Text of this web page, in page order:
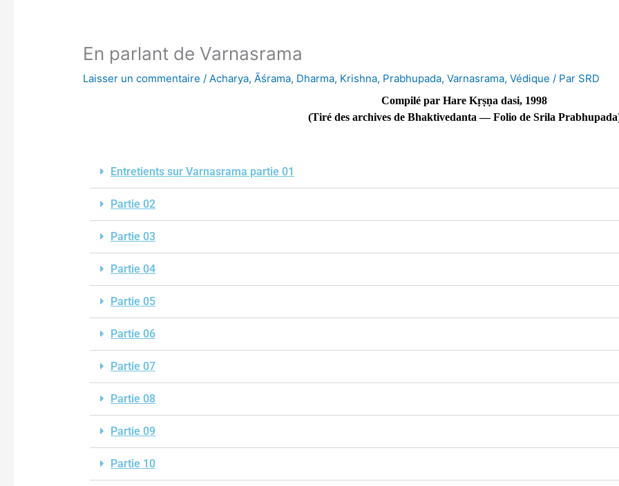
En parlant de Varnasrama
Laisser un commentaire /Acharya,Āśrama, Dharma, Krishna, Prabhupada,Varnasrama,Védique / Par SRD
Compilé par Hare Kṛṣṇa dasi, 1998
(Tiré des archives de Bhaktivedanta — Folio de Srila
Entretients sur Varnasrama partie 01
Partie 02
Partie 03
Partie 04
Partie 05
Partie 06
Partie 07
Partie 08
Partie 09
Partie 10